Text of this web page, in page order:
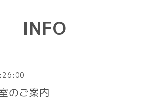
INFO
のご案内